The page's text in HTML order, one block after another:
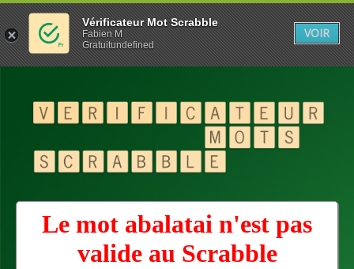
Le mot abalatai n'est pas
valide au Scrabble
Vérificateur Mot Scrabble
Fabien M
Gratuitundefined
VOIR